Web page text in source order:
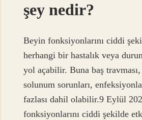
şey nedir?
Beyin fonksiyonlarını ciddi
herhangi bir hastalık veya
yol açabilir. Buna baş travması,
solunum sorunları,
fazlası dahil olabilir.9 Eylül
fonksiyonlarını ciddi şekilde